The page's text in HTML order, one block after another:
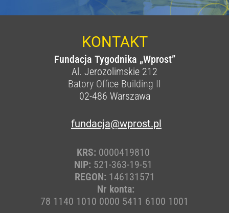
KONTAKT
Fundacja Tygodnika „Wprost”
Al. Jerozolimskie 212
Batory Office Building II
02-486 Warszawa
fundacja@wprost.pl
KRS: 0000419810
NIP: 521-363-19-51
REGON: 146131571
Nr konta:
78 1140 1010 0000 5411 6100 1001